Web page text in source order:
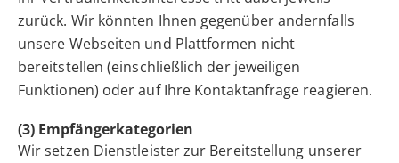
zurück. Wir könnten Ihnen gegenüber andernfalls
unsere Webseiten und Plattformen nicht
bereitstellen (einschließlich der jeweiligen
Funktionen) oder auf Ihre Kontaktanfrage reagieren.
(3) Empfängerkategorien
Wir setzen Dienstleister zur Bereitstellung unserer